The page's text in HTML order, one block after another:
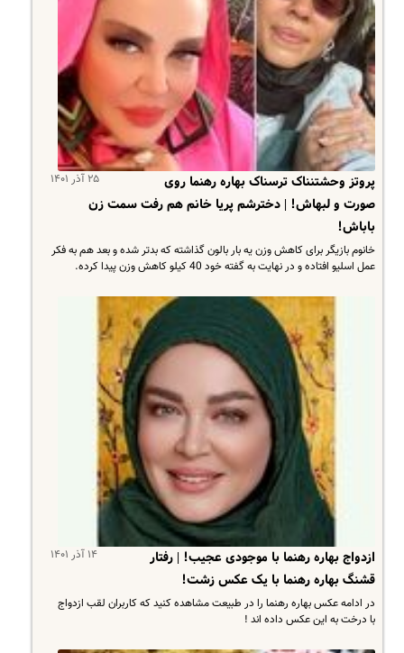
۲۵ آذر ۱۴۰۱
پروتز وحشتنناک ترسناک بهاره رهنما روی
صورت و لبهاش! | دخترشم پریا خانم هم رفت سمت زن
باباش!
خانوم بازیگر برای کاهش وزن یه بار بالون گذاشته که بدتر شده و بعد هم به فکر
عمل اسلیو افتاده و در نهایت به گفته خود 40 کیلو کاهش وزن پیدا کرده.
۱۴ آذر ۱۴۰۱
ازدواج بهاره رهنما با موجودی عجیب! | رفتار
قشنگ بهاره رهنما با یک عکس زشت!
در ادامه عکس بهاره رهنما را در طبیعت مشاهده کنید که کاربران لقب ازدواج
با درخت به این عکس داده اند !